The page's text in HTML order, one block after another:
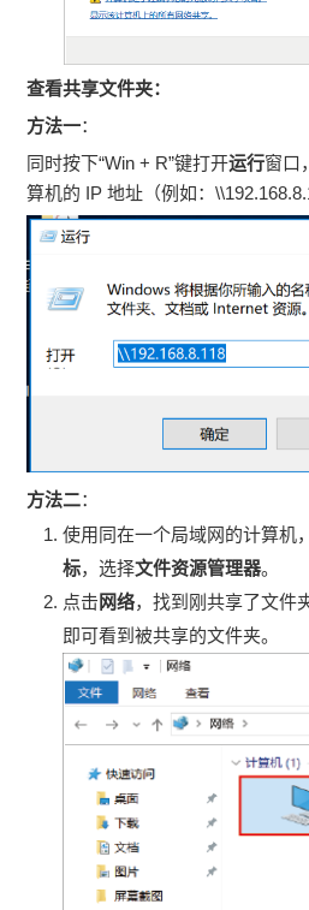
查看共享文件夹：
方法一：
同时按下“Win + R”键打开运行窗口
算机的 IP 地址（例如：
方法二：
使用同在一个局域网的计算机
标，选择文件资源管理器。
点击 网络，找到刚共享了文件
即可看到被共享的文件夹。